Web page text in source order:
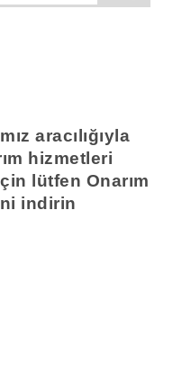
aracılığıyla
hizmetleri
lütfen Onarım
indirin